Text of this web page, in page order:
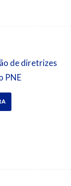
de diretrizes
PNE